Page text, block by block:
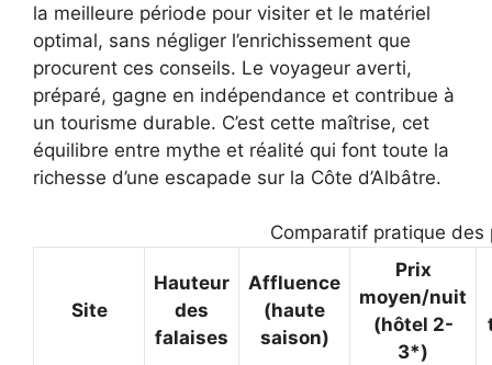
la meilleure période pour visiter et le matériel
optimal, sans négliger l’enrichissement que
procurent ces conseils. Le voyageur averti,
préparé, gagne en indépendance et contribue à
un tourisme durable. C’est cette maîtrise, cet
équilibre entre mythe et réalité qui font toute la
richesse d’une escapade sur la Côte d’Albâtre.
Comparatif pratique des
Site
Hauteur
des
falaises
Affluence
(haute
saison)
Prix
moyen/nuit
(hôtel 2-
3*)